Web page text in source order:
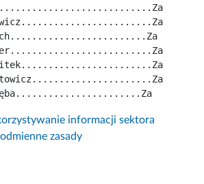
Witek........................Za
Zięba.......................Za
informacji sektora
zasady